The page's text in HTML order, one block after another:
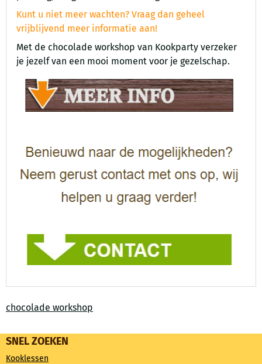
Kunt u niet meer wachten? Vraag dan geheel
vrijblijvend meer informatie aan!
Met de chocolade workshop van Kookparty verzeker
je jezelf van een mooi moment voor je gezelschap.
chocolade workshop
SNEL ZOEKEN
Kooklessen